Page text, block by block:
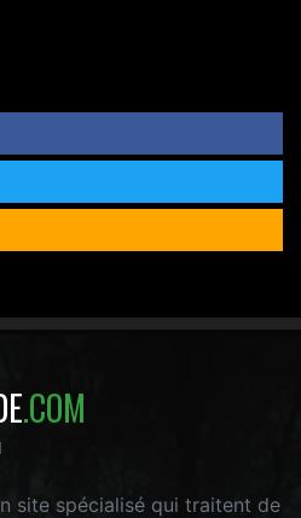
.COM
site spécialisé qui traitent de